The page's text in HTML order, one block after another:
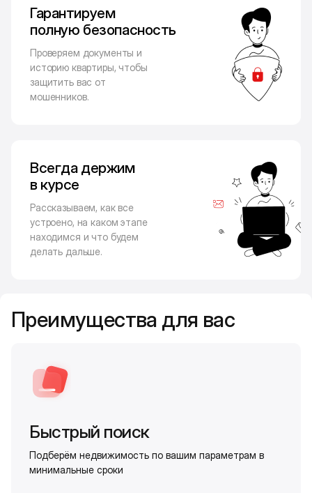
Гарантируем
полную безопасность
Проверяем документы и
историю квартиры, чтобы
защитить вас от
мошенников.
Всегда держим
в курсе
Рассказываем, как все
устроено, на каком этапе
находимся и что будем
делать дальше.
Преимущества для вас
Быстрый поиск
Подберём недвижимость по вашим параметрам в
минимальные сроки